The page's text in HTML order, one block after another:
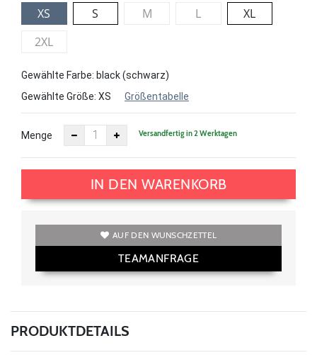
XS S M L
XL
2XL
Gewählte Farbe: black (schwarz)
Gewählte Größe: XS Größentabelle
Menge Versandfertig in 2 Werktagen
IN DEN WARENKORB
AUF DEN WUNSCHZETTEL
TEAMANFRAGE
PRODUKTDETAILS